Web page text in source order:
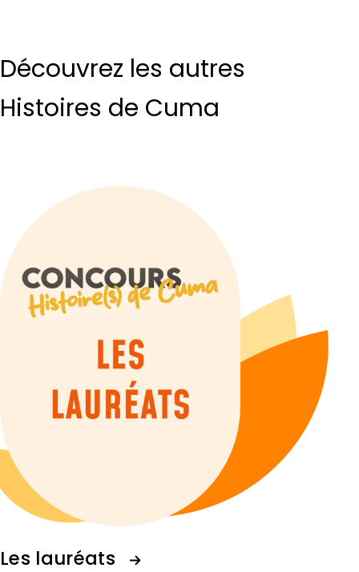
Découvrez les autres
Histoires de Cuma
Les lauréats